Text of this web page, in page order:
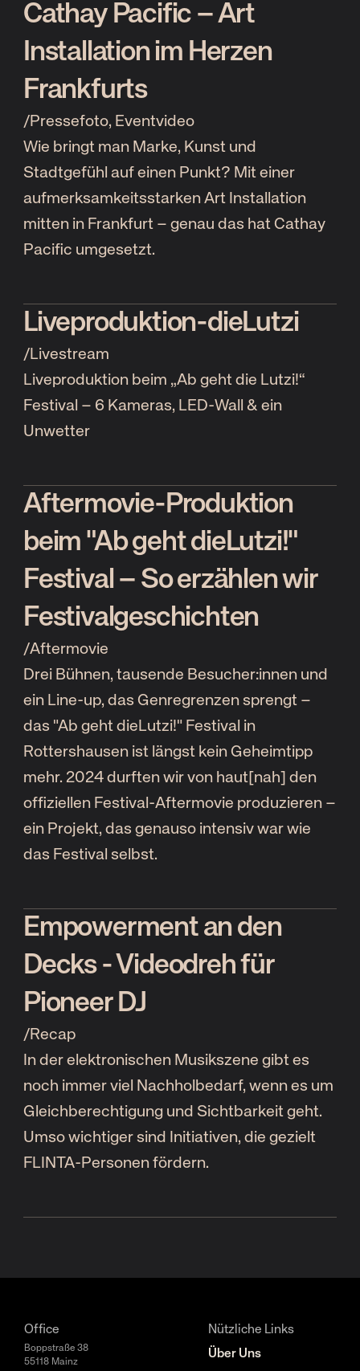
Cathay Pacific – Art
Installation im Herzen
Frankfurts
/Pressefoto, Eventvideo
Wie bringt man Marke, Kunst und
Stadtgefühl auf einen Punkt? Mit einer
aufmerksamkeitsstarken Art Installation
mitten in Frankfurt – genau das hat Cathay
Pacific umgesetzt.
Liveproduktion-dieLutzi
/Livestream
Liveproduktion beim „Ab geht die Lutzi!“
Festival – 6 Kameras, LED-Wall & ein
Unwetter
Aftermovie-Produktion
beim "Ab geht dieLutzi!"
Festival – So erzählen wir
Festivalgeschichten
/Aftermovie
Drei Bühnen, tausende Besucher:innen und
ein Line-up, das Genregrenzen sprengt –
das "Ab geht dieLutzi!" Festival in
Rottershausen ist längst kein Geheimtipp
mehr. 2024 durften wir von haut[nah] den
offiziellen Festival-Aftermovie produzieren –
ein Projekt, das genauso intensiv war wie
das Festival selbst.
Empowerment an den
Decks - Videodreh für
Pioneer DJ
/Recap
In der elektronischen Musikszene gibt es
noch immer viel Nachholbedarf, wenn es um
Gleichberechtigung und Sichtbarkeit geht.
Umso wichtiger sind Initiativen, die gezielt
FLINTA-Personen fördern.
Office
Boppstraße 38
55118 Mainz
Nützliche Links
Über Uns